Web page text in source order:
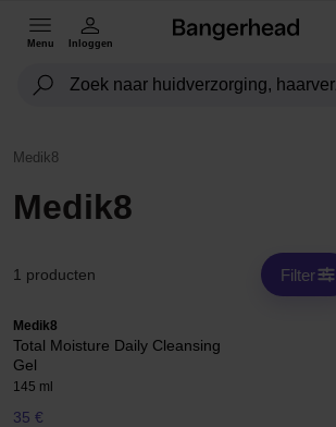
Menu Inloggen
Medik8
Medik8
1 producten Filter
Medik8
Total Moisture Daily Cleansing
Gel
145 ml
35 €